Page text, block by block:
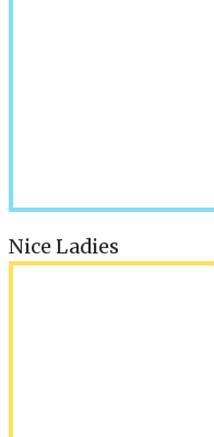
Nice Ladies